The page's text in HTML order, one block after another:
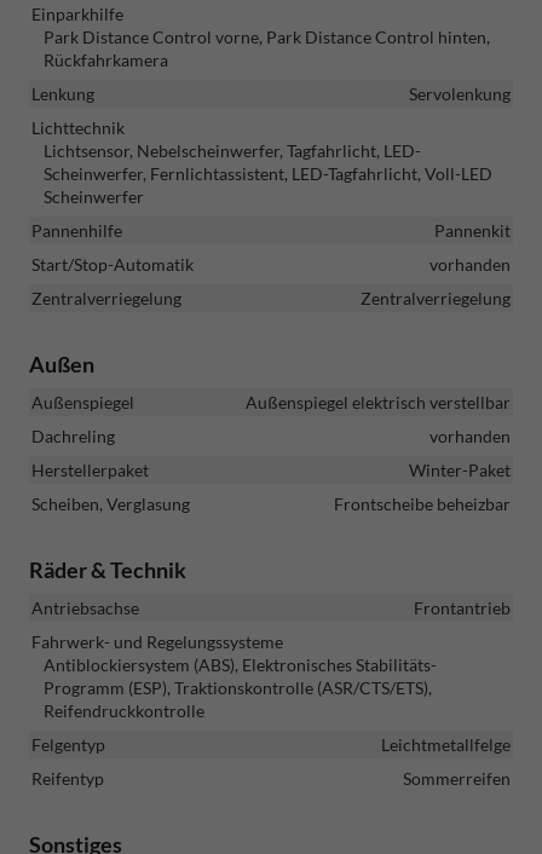
Einparkhilfe
Park Distance Control vorne, Park Distance Control hinten,
Rückfahrkamera
Lenkung
Servolenkung
Lichttechnik
Lichtsensor, Nebelscheinwerfer, Tagfahrlicht, LED-
Scheinwerfer, Fernlichtassistent, LED-Tagfahrlicht, Voll-LED
Scheinwerfer
Pannenhilfe
Pannenkit
Start/Stop-Automatik
vorhanden
Zentralverriegelung
Zentralverriegelung
Außen
Außenspiegel
Außenspiegel elektrisch verstellbar
Dachreling
vorhanden
Herstellerpaket
Winter-Paket
Scheiben, Verglasung
Frontscheibe beheizbar
Räder & Technik
Antriebsachse
Frontantrieb
Fahrwerk- und Regelungssysteme
Antiblockiersystem (ABS), Elektronisches Stabilitäts-
Programm (ESP), Traktionskontrolle (ASR/CTS/ETS),
Reifendruckkontrolle
Felgentyp
Leichtmetallfelge
Reifentyp
Sommerreifen
Sonstiges